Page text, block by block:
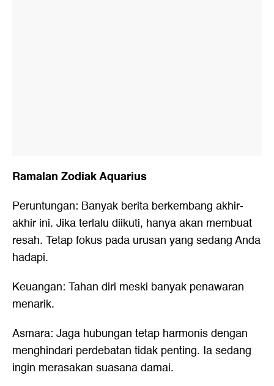
Ramalan Zodiak Aquarius
Peruntungan: Banyak berita berkembang akhir-
akhir ini. Jika terlalu diikuti, hanya akan membuat
resah. Tetap fokus pada urusan yang sedang Anda
hadapi.
Keuangan: Tahan diri meski banyak penawaran
menarik.
Asmara: Jaga hubungan tetap harmonis dengan
menghindari perdebatan tidak penting. Ia sedang
ingin merasakan suasana damai.